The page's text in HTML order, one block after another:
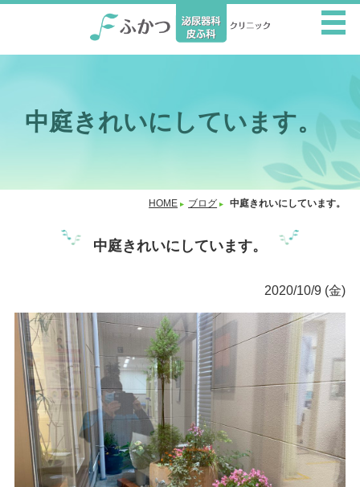
中庭きれいにしています。
HOME ブログ 中庭きれいにしています。
中庭きれいにしています。
2020/10/9 (金)